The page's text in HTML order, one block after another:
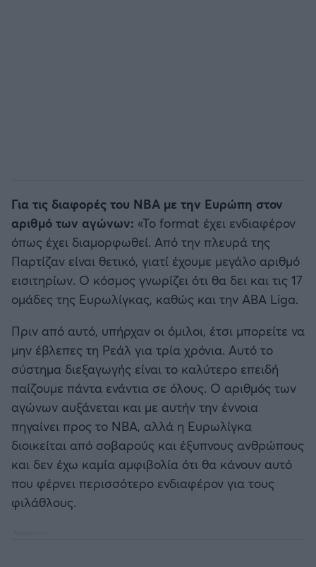
Για τις διαφορές του NBA με την Ευρώπη στον
αριθμό των αγώνων: «Το format έχει ενδιαφέρον
όπως έχει διαμορφωθεί. Από την πλευρά της
Παρτίζαν είναι θετικό, γιατί έχουμε μεγάλο αριθμό
εισιτηρίων. Ο κόσμος γνωρίζει ότι θα δει και τις 17
ομάδες της Ευρωλίγκας, καθώς και την ABA Liga.
Πριν από αυτό, υπήρχαν οι όμιλοι, έτσι μπορείτε να
μην έβλεπες τη Ρεάλ για τρία χρόνια. Αυτό το
σύστημα διεξαγωγής είναι το καλύτερο επειδή
παίζουμε πάντα ενάντια σε όλους. Ο αριθμός των
αγώνων αυξάνεται και με αυτήν την έννοια
πηγαίνει προς το ΝΒΑ, αλλά η Ευρωλίγκα
διοικείται από σοβαρούς και έξυπνους ανθρώπους
και δεν έχω καμία αμφιβολία ότι θα κάνουν αυτό
που φέρνει περισσότερο ενδιαφέρον για τους
φιλάθλους.